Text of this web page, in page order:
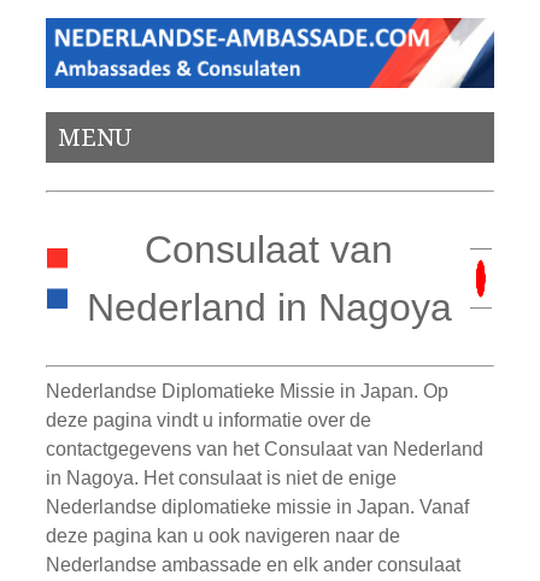
MENU
Consulaat van
Nederland in Nagoya
Nederlandse Diplomatieke Missie in Japan. Op
deze pagina vindt u informatie over de
contactgegevens van het Consulaat van Nederland
in Nagoya. Het consulaat is niet de enige
Nederlandse diplomatieke missie in Japan. Vanaf
deze pagina kan u ook navigeren naar de
Nederlandse ambassade en elk ander consulaat